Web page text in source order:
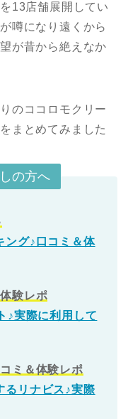
13店舗展開してい
噂になり遠くから
が昔から絶えなか
のココロモクリー
まとめてみました
の方へ
ング♪口コミ＆体
験レポ
♪実際に利用して
ミ＆体験レポ
るリナビス♪実際